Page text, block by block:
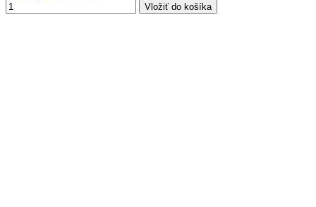
Vložiť do košíka